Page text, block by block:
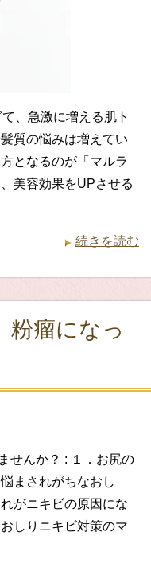
、急激に増える肌ト
質の悩みは増えてい
となるのが「マルラ
美容効果をUPさせる
続きを読む
粉瘤になっ
せんか？ : １．お尻の
まされがちなおし
がニキビの原因にな
しりニキビ対策のマ